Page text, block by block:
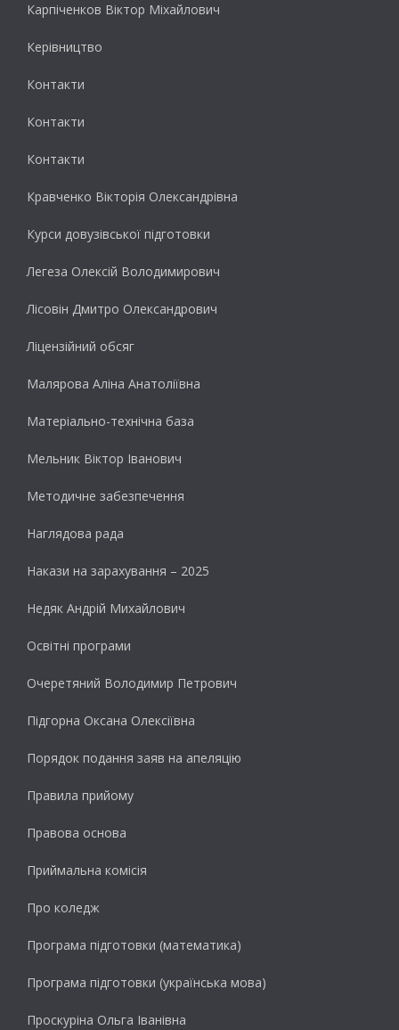
Карпіченков Віктор Міхайлович
Керівництво
Контакти
Контакти
Контакти
Кравченко Вікторія Олександрівна
Курси довузівської підготовки
Легеза Олексій Володимирович
Лісовін Дмитро Олександрович
Ліцензійний обсяг
Малярова Аліна Анатоліївна
Матеріально-технічна база
Мельник Віктор Іванович
Методичне забезпечення
Наглядова рада
Накази на зарахування – 2025
Недяк Андрій Михайлович
Освітні програми
Очеретяний Володимир Петрович
Підгорна Оксана Олексіївна
Порядок подання заяв на апеляцію
Правила прийому
Правова основа
Приймальна комісія
Про коледж
Програма підготовки (математика)
Програма підготовки (українська мова)
Проскуріна Ольга Іванівна